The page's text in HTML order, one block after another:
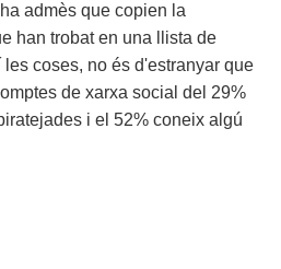
admès que copien la
han trobat en una llista de
coses, no és d'estranyar que
de xarxa social del 29%
i el 52% coneix algú